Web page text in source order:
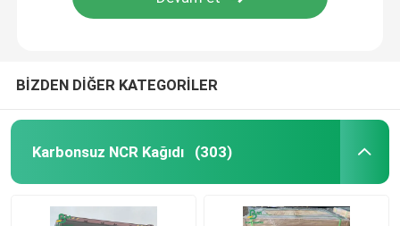
BİZDEN DİĞER KATEGORİLER
Karbonsuz NCR Kağıdı (303)